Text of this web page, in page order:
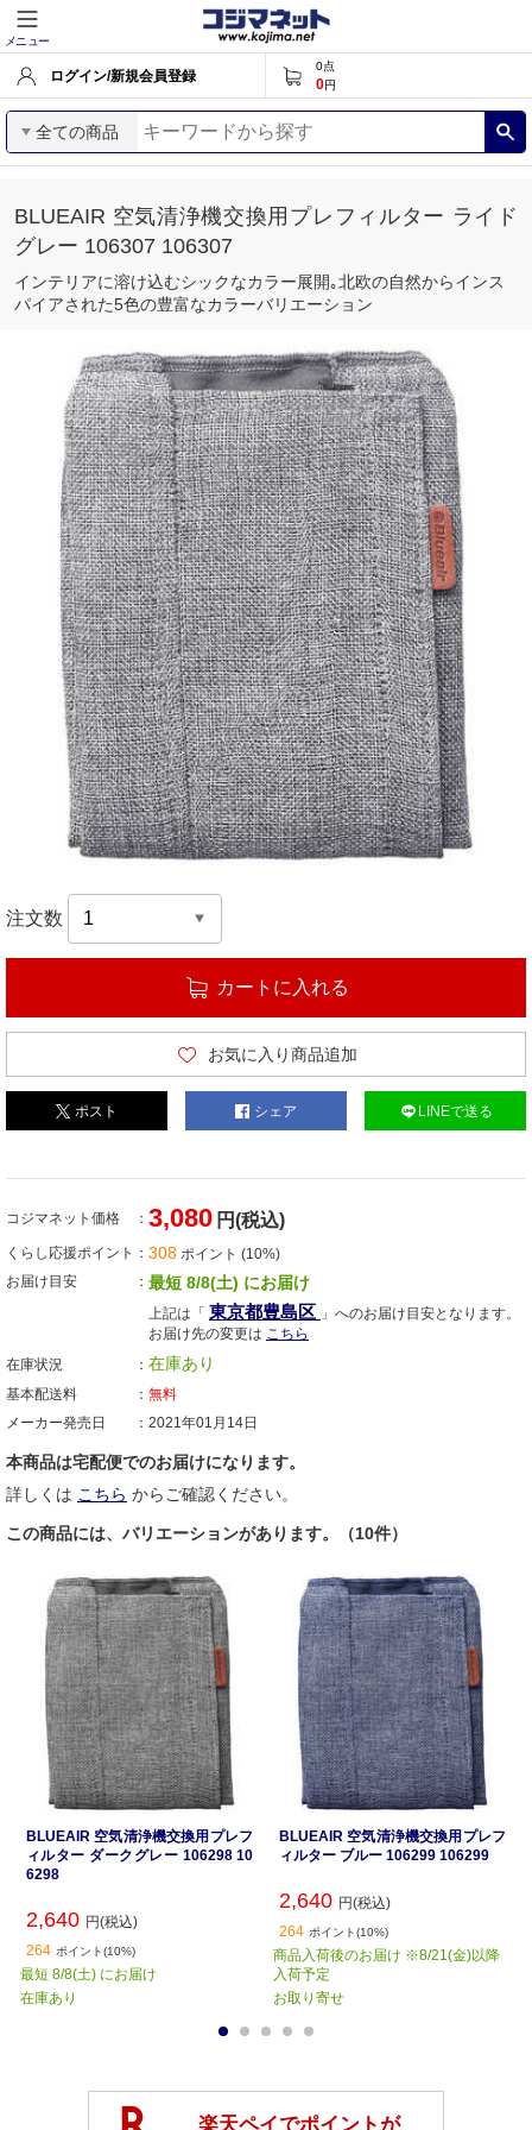
メニュー
ログイン/新規会員登録
0点
0円
全ての商品
BLUEAIR 空気清浄機交換用プレフィルター ライド
グレー 106307 106307
インテリアに溶け込むシックなカラー展開｡北欧の自然からインス
パイアされた5色の豊富なカラーバリエーション
注文数
カートに入れる
お気に入り商品追加
ポスト シェア LINEで送る
コジマネット価格 3,080 円(税込)
くらし応援ポイント 308 ポイント (10%)
お届け目安
最短 8/8(土) にお届け
上記は「 東京都豊島区 」へのお届け目安となります。
お届け先の変更は こちら
在庫状況
在庫あり
基本配送料
無料
メーカー発売日
2021年01月14日
本商品は宅配便でのお届けになります。
詳しくは こちら からご確認ください。
この商品には、バリエーションがあります。（10件）
BLUEAIR 空気清浄機交換用プレフ
ィルター ダークグレー 106298 10
6298
2,640 円(税込)
264 ポイント(10%)
最短 8/8(土) にお届け
在庫あり
BLUEAIR 空気清浄機交換用プレフ
ィルター ブルー 106299 106299
2,640 円(税込)
264 ポイント(10%)
商品入荷後のお届け ※8/21(金)以降
入荷予定
お取り寄せ